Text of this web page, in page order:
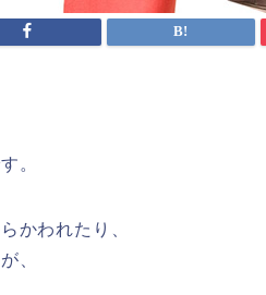
。
かわれたり、
、